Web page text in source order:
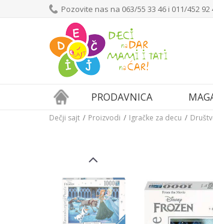
Pozovite nas na 063/55 33 46 i 011/452 92
PRODAVNICA
Dečji sajt Proizvodi Igračke za decu